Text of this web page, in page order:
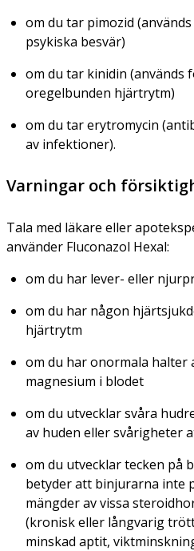
om du tar pimozid
psykiska besvär)
om du tar kinidin (används
oregelbunden hjärtrytm)
om du tar erytromycin
av infektioner).
Varningar och
Tala med läkare eller
använder Fluconazol Hexal:
om du har lever- eller
om du har någon
hjärtrytm
om du har onormala halter
magnesium i blodet
om du utvecklar svåra
av huden eller svårigheter
om du utvecklar tecken på
betyder att binjurarna inte
mängder av vissa
(kronisk eller långvarig
minskad aptit,